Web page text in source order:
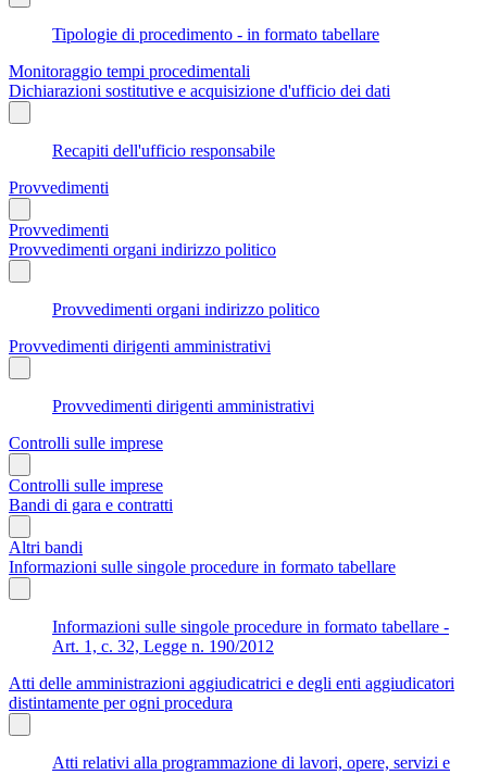
Tipologie di procedimento - in formato tabellare
Monitoraggio tempi procedimentali
Dichiarazioni sostitutive e acquisizione d'ufficio dei dati
Recapiti dell'ufficio responsabile
Provvedimenti
Provvedimenti
Provvedimenti organi indirizzo politico
Provvedimenti organi indirizzo politico
Provvedimenti dirigenti amministrativi
Provvedimenti dirigenti amministrativi
Controlli sulle imprese
Controlli sulle imprese
Bandi di gara e contratti
Altri bandi
Informazioni sulle singole procedure in formato tabellare
Informazioni sulle singole procedure in formato tabellare -
Art. 1, c. 32, Legge n. 190/2012
Atti delle amministrazioni aggiudicatrici e degli enti aggiudicatori
distintamente per ogni procedura
Atti relativi alla programmazione di lavori, opere, servizi e